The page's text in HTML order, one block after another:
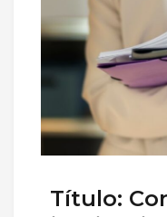
Título: